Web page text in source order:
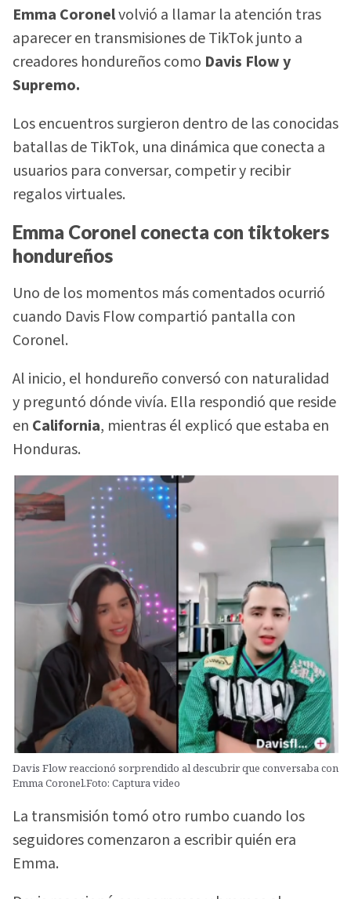
Emma Coronelvolvió a llamar la atención tras
aparecer en transmisiones de TikTok junto a
creadores hondureños como Davis Flow y
Supremo.
Los encuentros surgieron dentro de las conocidas
batallas de TikTok, una dinámica que conecta a
usuarios para conversar, competir y recibir
regalos virtuales.
Emma Coronel conecta con tiktokers
hondureños
Uno de los momentos más comentados ocurrió
cuando Davis Flow compartió pantalla con
Coronel.
Al inicio, el hondureño conversó con naturalidad
y preguntó dónde vivía. Ella respondió que reside
en California, mientras él explicó que estaba en
Honduras.
Davis Flow reaccionó sorprendido al descubrir que conversaba con
Emma Coronel.Foto: Captura video
La transmisión tomó otro rumbo cuando los
seguidores comenzaron a escribir quién era
Emma.